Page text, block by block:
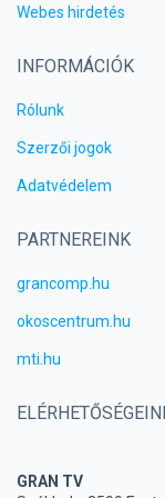
Webes hirdetés
INFORMÁCIÓK
Rólunk
Szerzői jogok
Adatvédelem
PARTNEREINK
grancomp.hu
okoscentrum.hu
mti.hu
GRAN TV